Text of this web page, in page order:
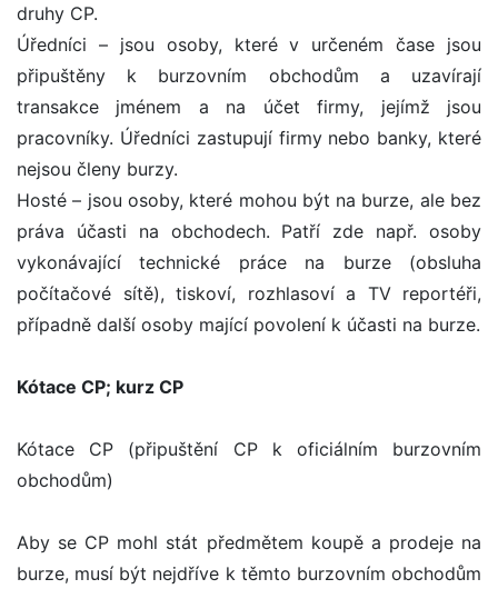
druhy CP.
Úředníci – jsou osoby, které v určeném čase jsou
připuštěny k burzovním obchodům a uzavírají
transakce jménem a na účet firmy, jejímž jsou
pracovníky. Úředníci zastupují firmy nebo banky, které
nejsou členy burzy.
Hosté – jsou osoby, které mohou být na burze, ale bez
práva účasti na obchodech. Patří zde např. osoby
vykonávající technické práce na burze (obsluha
počítačové sítě), tiskoví, rozhlasoví a TV reportéři,
případně další osoby mající povolení k účasti na burze.
Kótace CP; kurz CP
Kótace CP (připuštění CP k oficiálním burzovním
obchodům)
Aby se CP mohl stát předmětem koupě a prodeje na
burze, musí být nejdříve k těmto burzovním obchodům